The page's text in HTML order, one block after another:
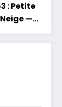
: Petite
—
grand